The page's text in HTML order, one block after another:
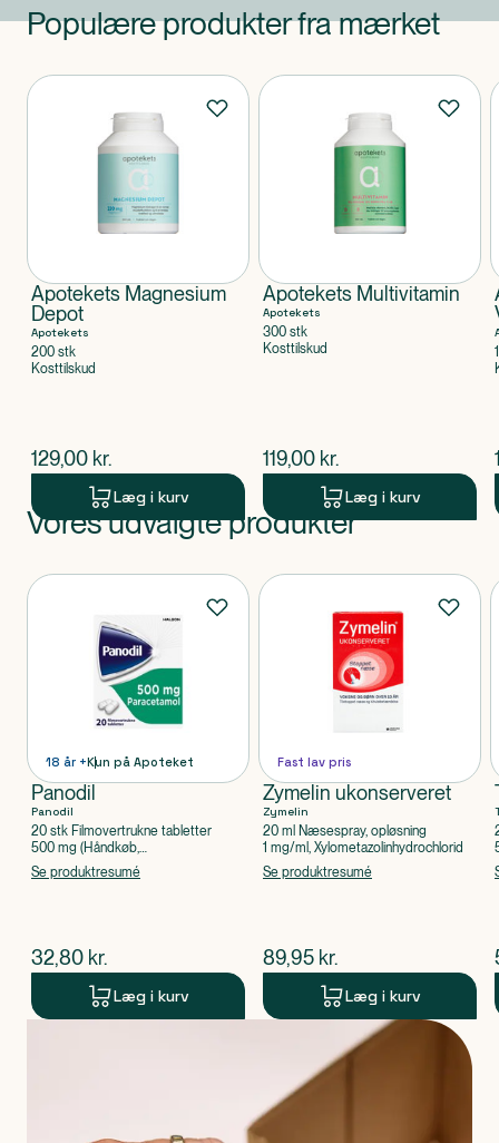
Populære produkter fra mærket
Produkter
Apotekets Magnesium
Depot
Apotekets
200 stk
Kosttilskud
$nuværende pris
129,00 kr.
Læg i kurv
Apotekets Multivitamin
Apotekets
300 stk
Kosttilskud
$nuværende pris
119,00 kr.
Læg i kurv
Produkt 1 af 0
Vores udvalgte produkter
Produkter
18 år +Kun på Apoteket
Panodil
Panodil
20 stk Filmovertrukne tabletter
500 mg (Håndkøb,
apoteksforbeholdt), Paracetamol
Se produktresumé
$nuværende pris
32,80 kr.
Læg i kurv
Fast lav pris
Zymelin ukonserveret
Zymelin
20 ml Næsespray, opløsning
1 mg/ml, Xylometazolinhydrochlorid
Se produktresumé
$nuværende pris
89,95 kr.
Læg i kurv